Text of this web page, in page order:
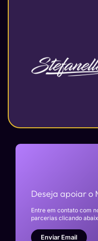
Deseja apoiar o
Entre em contato com
parcerias clicando
Enviar Email